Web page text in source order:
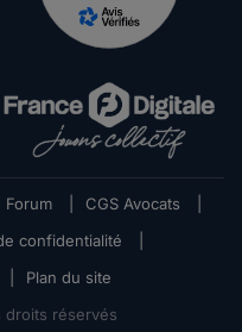
Forum CGS Avocats
confidentialité
Plan du site
droits réservés